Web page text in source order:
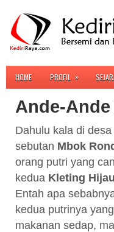
HOME PROFIL »
Ande-
Dahulu kala di
sebutan Mbok
orang putri yang
kedua Kleting Hijau
Entah apa
kedua putrinya
makanan sedap,